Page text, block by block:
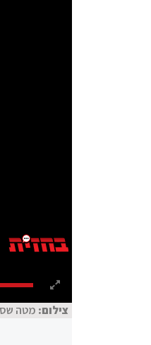
צילום: מטה שס